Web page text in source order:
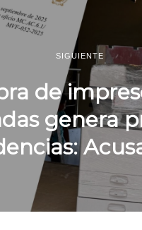
SIGUIENTE
de
genera